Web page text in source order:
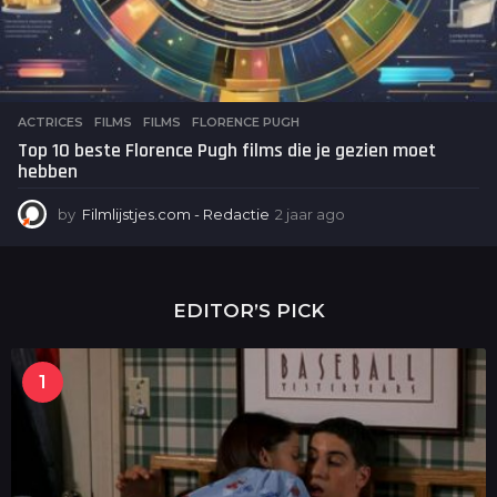
ACTRICES ,FILMS FILMS ,FLORENCE PUGH
Top 10 beste Florence Pugh films die je gezien moet
hebben
by Filmlijstjes.com - Redactie 2 jaar ago
EDITOR’S PICK
1